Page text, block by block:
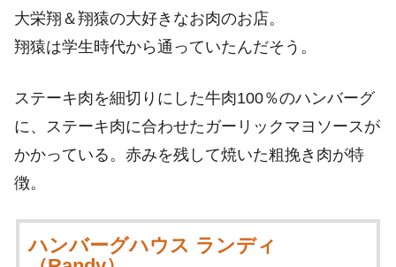
大栄翔＆翔猿の大好きなお肉のお店。
翔猿は学生時代から通っていたんだそう。
ステーキ肉を細切りにした牛肉100％のハンバーグ
に、ステーキ肉に合わせたガーリックマヨソースが
かかっている。赤みを残して焼いた粗挽き肉が特
徴。
ハンバーグハウス ランディ